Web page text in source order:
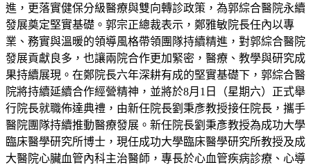
進，更落實健保分級醫療與雙向轉診政策，為郭綜合醫院永續
發展奠定堅實基礎。郭宗正總裁表示，鄭雅敏院長任內以專
業、務實與溫暖的領導風格帶領團隊持續精進，對郭綜合醫院
發展貢獻良多，也讓兩院合作更加緊密，醫療、教學與研究成
果持續展現。在鄭院長六年深耕有成的堅實基礎下，郭綜合醫
院將持續延續合作經營精神，並將於8月1日（星期六）正式舉
行院長就職佈達典禮，由新任院長劉秉彥教授接任院長，攜手
醫院團隊持續推動醫療發展。新任院長劉秉彥教授為成功大學
臨床醫學研究所博士，現任成功大學臨床醫學研究所教授及成
大醫院心臟血管內科主治醫師，專長於心血管疾病診療、心導